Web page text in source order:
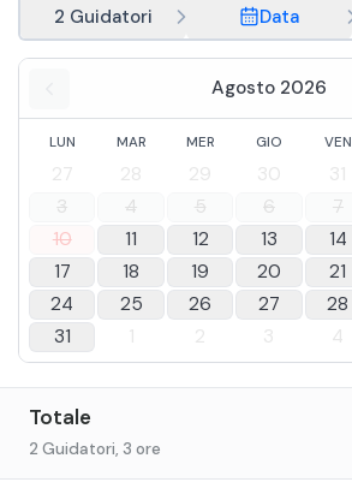
2 Guidatori Data
Agosto 2026
LUN MAR MER GIO VEN
27 28 29 30 31
3
4 5 6 7
10
11 12 13 14
17
18 19 20 21
24
25 26 27 28
31
1 2 3 4
Totale
2 Guidatori, 3 ore